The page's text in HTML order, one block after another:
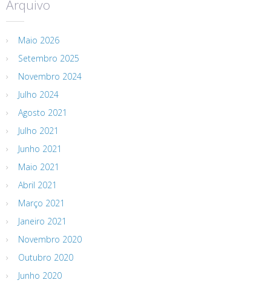
Arquivo
Maio 2026
Setembro 2025
Novembro 2024
Julho 2024
Agosto 2021
Julho 2021
Junho 2021
Maio 2021
Abril 2021
Março 2021
Janeiro 2021
Novembro 2020
Outubro 2020
Junho 2020